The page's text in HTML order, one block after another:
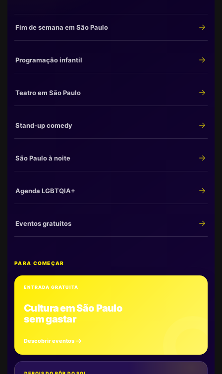
Fim de semana em São Paulo
Programação infantil
Teatro em São Paulo
Stand-up comedy
São Paulo à noite
Agenda LGBTQIA+
Eventos gratuitos
PARA COMEÇAR
ENTRADA GRATUITA
Cultura em São Paulo
sem gastar
Descobrir eventos